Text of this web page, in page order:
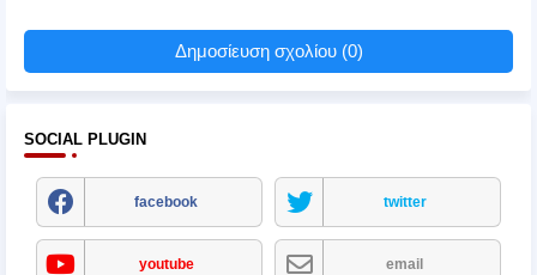
Δημοσίευση σχολίου (0)
SOCIAL PLUGIN
facebook twitter
youtube email